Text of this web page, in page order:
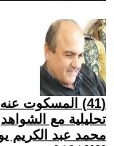
(41) المسكوت
تحليلية مع الشواهد
محمد عبد الكريم